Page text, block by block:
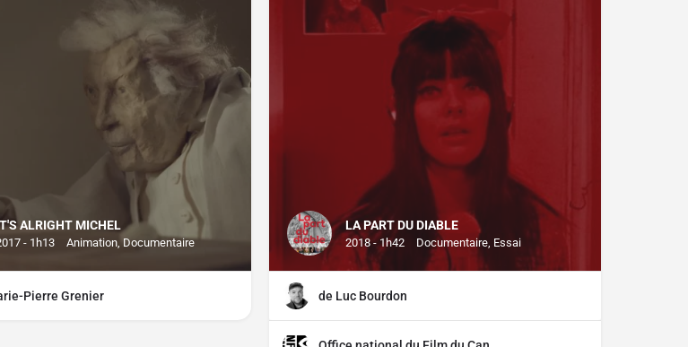
ALRIGHT MICHEL
- 1h13 Animation, Documentaire
Pierre Grenier
LA PART DU DIABLE
2018 - 1h42 Documentaire, Essai
de Luc Bourdon